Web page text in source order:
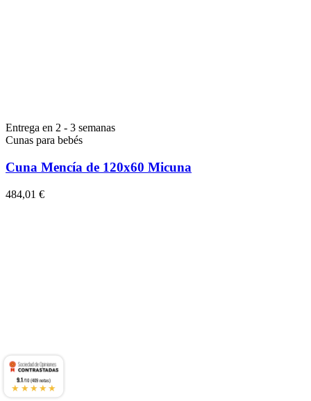
Entrega en 2 - 3 semanas
Cunas para bebés
Cuna Mencía de 120x60 Micuna
484,01 €
9.1/10 (409 notas)
★★★★★